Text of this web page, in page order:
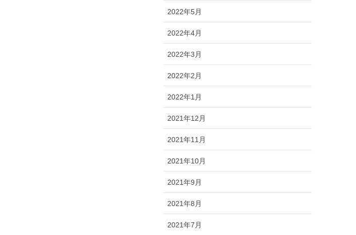
2022年5月
2022年4月
2022年3月
2022年2月
2022年1月
2021年12月
2021年11月
2021年10月
2021年9月
2021年8月
2021年7月